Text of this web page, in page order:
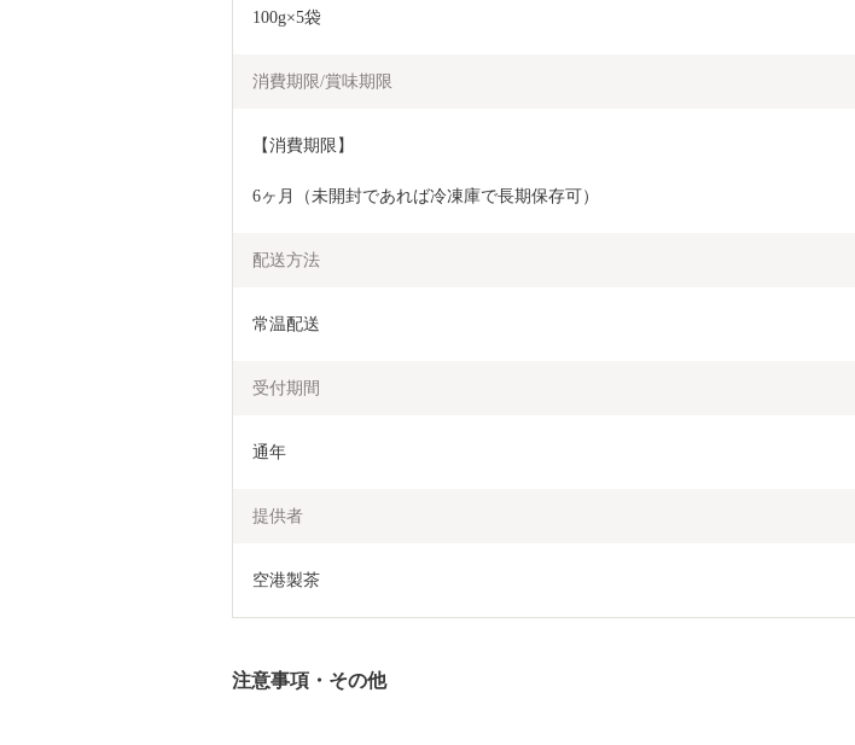
100g×5袋
消費期限/賞味期限
【消費期限】
6ヶ月（未開封であれば冷凍庫で長期保存可）
配送方法
常温配送
受付期間
通年
提供者
空港製茶
注意事項・その他